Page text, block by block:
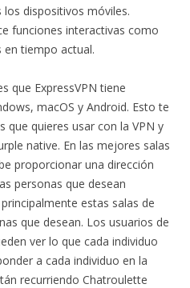
dispositivos móviles.
funciones interactivas como
tiempo actual.
que ExpressVPN tiene
macOS y Android. Esto te
que quieres usar con la VPN y
native. En las mejores salas
proporcionar una dirección
personas que desean
estas salas de
que desean. Los usuarios de
ver lo que cada individuo
a cada individuo en la
recurriendo Chatroulette